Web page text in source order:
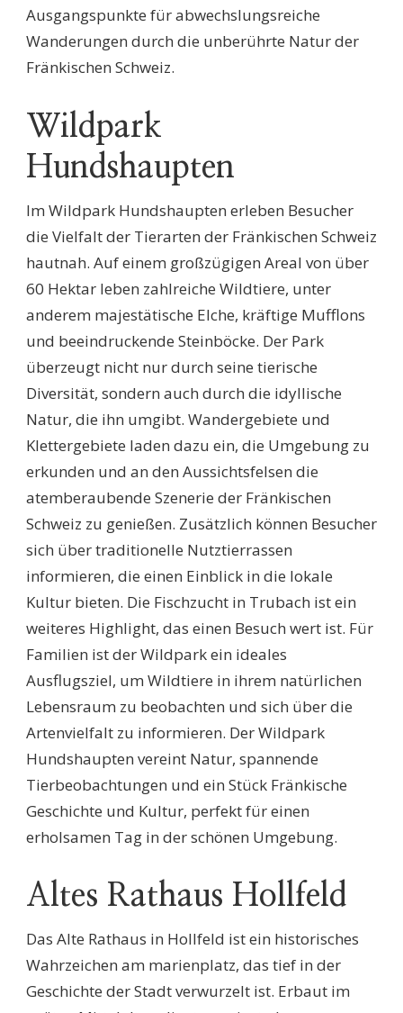
Ausgangspunkte für abwechslungsreiche
Wanderungen durch die unberührte Natur der
Fränkischen Schweiz.
Wildpark
Hundshaupten
Im Wildpark Hundshaupten erleben Besucher
die Vielfalt der Tierarten der Fränkischen Schweiz
hautnah. Auf einem großzügigen Areal von über
60 Hektar leben zahlreiche Wildtiere, unter
anderem majestätische Elche, kräftige Mufflons
und beeindruckende Steinböcke. Der Park
überzeugt nicht nur durch seine tierische
Diversität, sondern auch durch die idyllische
Natur, die ihn umgibt. Wandergebiete und
Klettergebiete laden dazu ein, die Umgebung zu
erkunden und an den Aussichtsfelsen die
atemberaubende Szenerie der Fränkischen
Schweiz zu genießen. Zusätzlich können Besucher
sich über traditionelle Nutztierrassen
informieren, die einen Einblick in die lokale
Kultur bieten. Die Fischzucht in Trubach ist ein
weiteres Highlight, das einen Besuch wert ist. Für
Familien ist der Wildpark ein ideales
Ausflugsziel, um Wildtiere in ihrem natürlichen
Lebensraum zu beobachten und sich über die
Artenvielfalt zu informieren. Der Wildpark
Hundshaupten vereint Natur, spannende
Tierbeobachtungen und ein Stück Fränkische
Geschichte und Kultur, perfekt für einen
erholsamen Tag in der schönen Umgebung.
Altes Rathaus Hollfeld
Das Alte Rathaus in Hollfeld ist ein historisches
Wahrzeichen am marienplatz, das tief in der
Geschichte der Stadt verwurzelt ist. Erbaut im